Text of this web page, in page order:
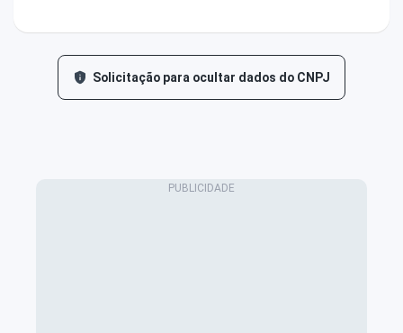
Solicitação para ocultar dados do CNPJ